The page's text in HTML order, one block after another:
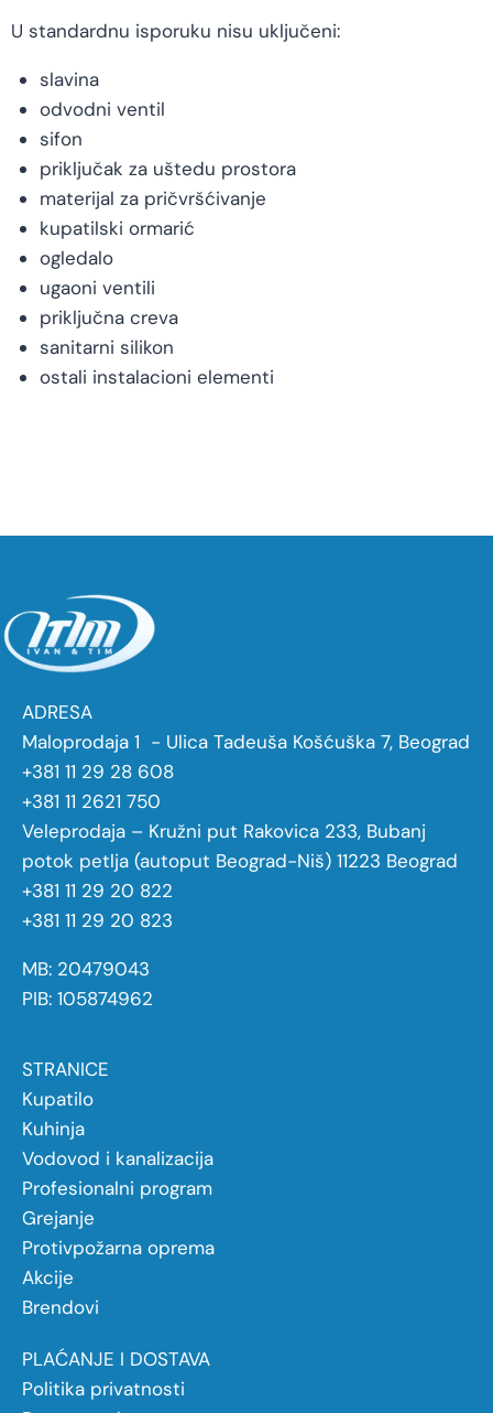
U standardnu isporuku nisu uključeni:
slavina
odvodni ventil
sifon
priključak za uštedu prostora
materijal za pričvršćivanje
kupatilski ormarić
ogledalo
ugaoni ventili
priključna creva
sanitarni silikon
ostali instalacioni elementi
ADRESA
Maloprodaja 1 - Ulica Tadeuša Košćuška 7, Beograd
+381 11 29 28 608
+381 11 2621 750
Veleprodaja – Kružni put Rakovica 233, Bubanj
potok petlja (autoput Beograd-Niš) 11223 Beograd
+381 11 29 20 822
+381 11 29 20 823
MB: 20479043
PIB: 105874962
STRANICE
Kupatilo
Kuhinja
Vodovod i kanalizacija
Profesionalni program
Grejanje
Protivpožarna oprema
Akcije
Brendovi
PLAĆANJE I DOSTAVA
Politika privatnosti